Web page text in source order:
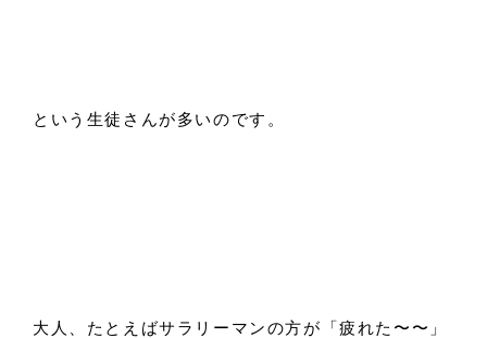
という生徒さんが多いのです。
大人、たとえばサラリーマンの方が「疲れた〜〜」